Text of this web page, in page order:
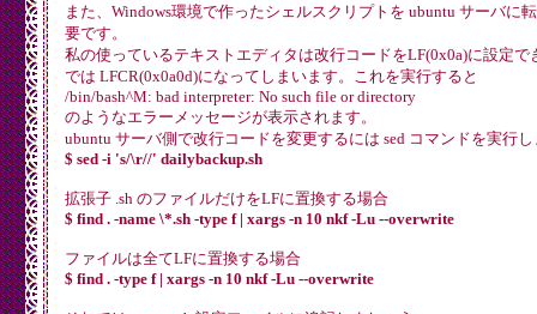
また、Windows環境で作ったシェルスクリプトを ubuntu サーバに
要です。
私の使っているテキストエディタは改行コードをLF(0x0a)に設定で
では LFCR(0x0a0d)になってしまいます。これを実行すると
/bin/bash^M: bad interpreter: No such file or directory
のようなエラーメッセージが表示されます。
ubuntu サーバ側で改行コードを変更するには sed コマンドを実行
$ sed -i 's/\r//' dailybackup.sh
拡張子 .sh のファイルだけをLFに置換する場合
$ find . -name \*.sh -type f | xargs -n 10 nkf -Lu --overwrite
ファイルは全てLFに置換する場合
$ find . -type f | xargs -n 10 nkf -Lu --overwrite